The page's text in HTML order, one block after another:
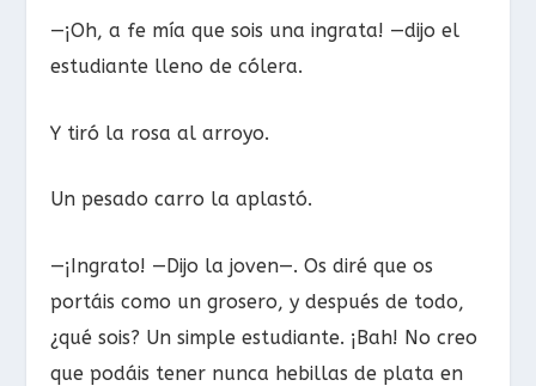
—¡Oh, a fe mía que sois una ingrata! —dijo el
estudiante lleno de cólera.
Y tiró la rosa al arroyo.
Un pesado carro la aplastó.
—¡Ingrato! —Dijo la joven—. Os diré que os
portáis como un grosero, y después de todo,
¿qué sois? Un simple estudiante. ¡Bah! No creo
que podáis tener nunca hebillas de plata en